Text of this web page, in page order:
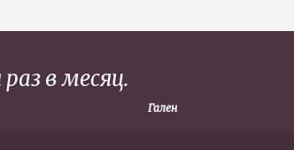
в месяц.
Гален